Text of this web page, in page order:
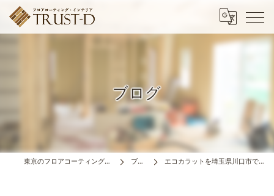
ブログ
東京のフロアコーティングはTRUST-D ブログ エコカラットを埼玉県川口市で施工しました